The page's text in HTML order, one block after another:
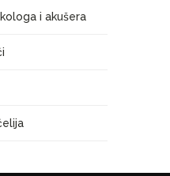
i akušera